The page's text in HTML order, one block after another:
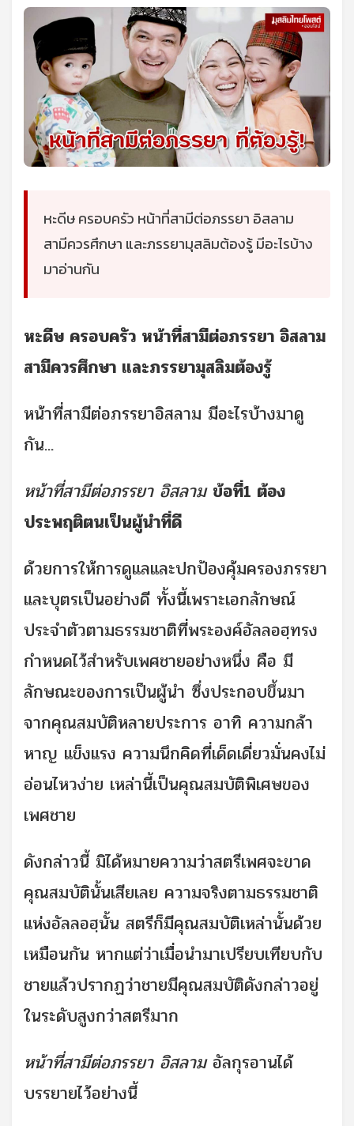
หะดีษ ครอบครัว หน้าที่สามีต่อภรรยา อิสลาม
สามีควรศึกษา และภรรยามุสลิมต้องรู้ มีอะไรบ้าง
มาอ่านกัน
หะดีษ ครอบครัว หน้าที่สามีต่อภรรยา อิสลาม
สามีควรศึกษา และภรรยามุสลิมต้องรู้
หน้าที่สามีต่อภรรยาอิสลาม มีอะไรบ้างมาดู
กัน...
หน้าที่สามีต่อภรรยา อิสลาม ข้อที่1 ต้อง
ประพฤติตนเป็นผู้นำที่ดี
ด้วยการให้การดูแลและปกป้องคุ้มครองภรรยา
และบุตรเป็นอย่างดี ทั้งนี้เพราะเอกลักษณ์
ประจำตัวตามธรรมชาติที่พระองค์อัลลอฮฺทรง
กำหนดไว้สำหรับเพศชายอย่างหนึ่ง คือ มี
ลักษณะของการเป็นผู้นำ ซึ่งประกอบขึ้นมา
จากคุณสมบัติหลายประการ อาทิ ความกล้า
หาญ แข็งแรง ความนึกคิดที่เด็ดเดี่ยวมั่นคงไม่
อ่อนไหวง่าย เหล่านี้เป็นคุณสมบัติพิเศษของ
เพศชาย
ดังกล่าวนี้ มิได้หมายความว่าสตรีเพศจะขาด
คุณสมบัตินั้นเสียเลย ความจริงตามธรรมชาติ
แห่งอัลลอฮฺนั้น สตรีก็มีคุณสมบัติเหล่านั้นด้วย
เหมือนกัน หากแต่ว่าเมื่อนำมาเปรียบเทียบกับ
ชายแล้วปรากฏว่าชายมีคุณสมบัติดังกล่าวอยู่
ในระดับสูงกว่าสตรีมาก
หน้าที่สามีต่อภรรยา อิสลามอัลกุรอานได้
บรรยายไว้อย่างนี้